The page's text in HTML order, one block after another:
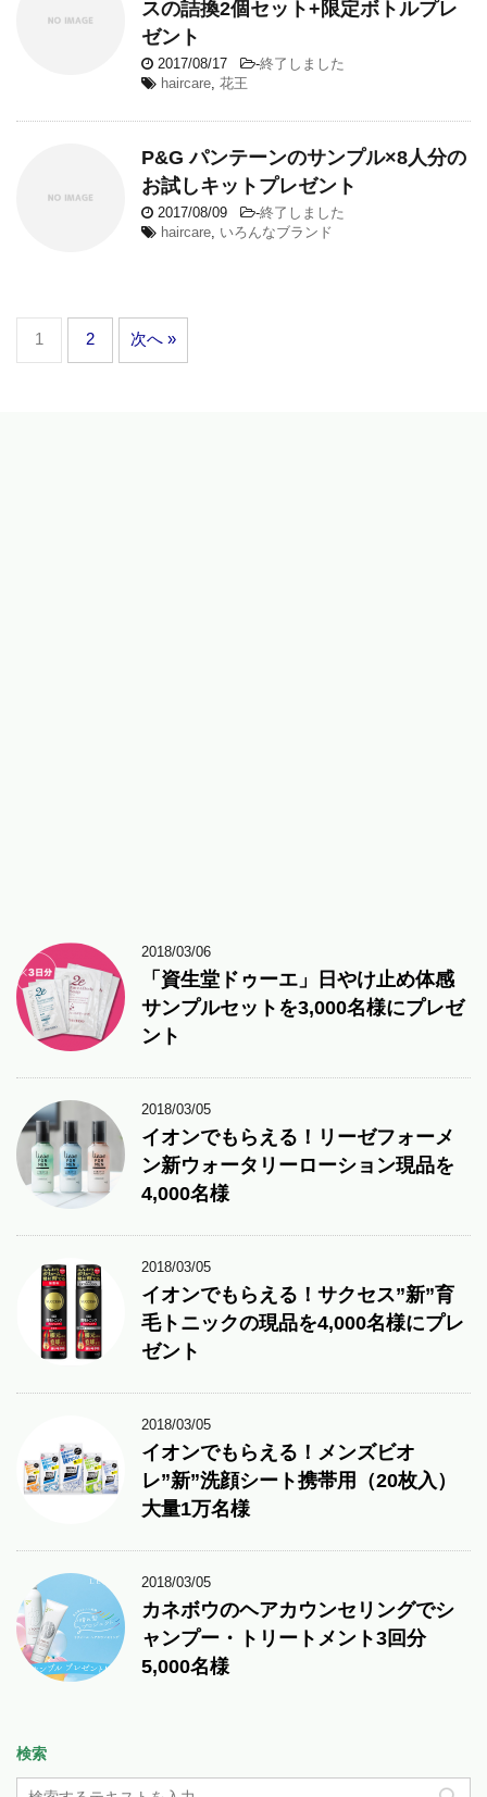
スの詰換2個セット+限定ボトルプレ
ゼント
2017/08/17 -終了しました
haircare 花王
P&G パンテーンのサンプル×8人分の
お試しキットプレゼント
2017/08/09 -終了しました
haircare いろんなブランド
1 2 次へ »
2018/03/06
「資生堂ドゥーエ」日やけ止め体感
サンプルセットを3,000名様にプレゼ
ント
2018/03/05
イオンでもらえる！リーゼフォーメ
ン新ウォータリーローション現品を
4,000名様
2018/03/05
イオンでもらえる！サクセス”新”育
毛トニックの現品を4,000名様にプレ
ゼント
2018/03/05
イオンでもらえる！メンズビオ
レ”新”洗顔シート携帯用（20枚入）
大量1万名様
2018/03/05
カネボウのヘアカウンセリングでシ
ャンプー・トリートメント3回分
5,000名様
検索